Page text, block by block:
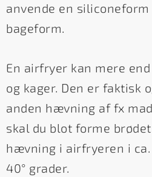
anvende en
bageform.
En airfryer kan mere
og kager. Den er faktisk
anden hævning af fx
skal du blot forme
hævning i airfryeren i
40° grader.